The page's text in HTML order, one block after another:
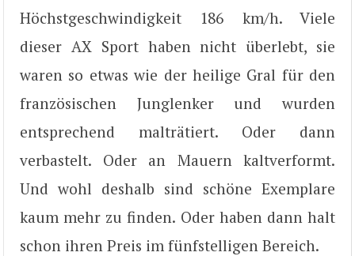
Höchstgeschwindigkeit 186 km/h. Viele
dieser AX Sport haben nicht überlebt, sie
waren so etwas wie der heilige Gral für den
französischen Junglenker und wurden
entsprechend malträtiert. Oder dann
verbastelt. Oder an Mauern kaltverformt.
Und wohl deshalb sind schöne Exemplare
kaum mehr zu finden. Oder haben dann halt
schon ihren Preis im fünfstelligen Bereich.